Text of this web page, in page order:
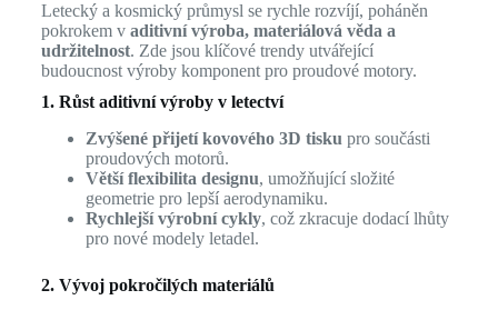
Letecký a kosmický průmysl se rychle rozvíjí, poháněn
pokrokem v aditivní výroba, materiálová věda a
udržitelnost. Zde jsou klíčové trendy utvářející
budoucnost výroby komponent pro proudové motory.
1. Růst aditivní výroby v letectví
Zvýšené přijetí kovového 3D tisku pro součásti
proudových motorů.
Větší flexibilita designu, umožňující složité
geometrie pro lepší aerodynamiku.
Rychlejší výrobní cykly, což zkracuje dodací lhůty
pro nové modely letadel.
2. Vývoj pokročilých materiálů